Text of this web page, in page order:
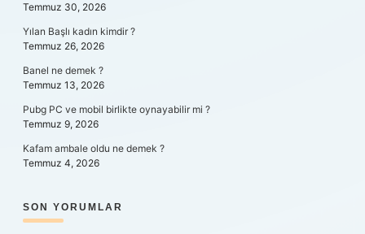
Temmuz 30, 2026
Yılan Başlı kadın kimdir ?
Temmuz 26, 2026
Banel ne demek ?
Temmuz 13, 2026
Pubg PC ve mobil birlikte oynayabilir mi ?
Temmuz 9, 2026
Kafam ambale oldu ne demek ?
Temmuz 4, 2026
SON YORUMLAR